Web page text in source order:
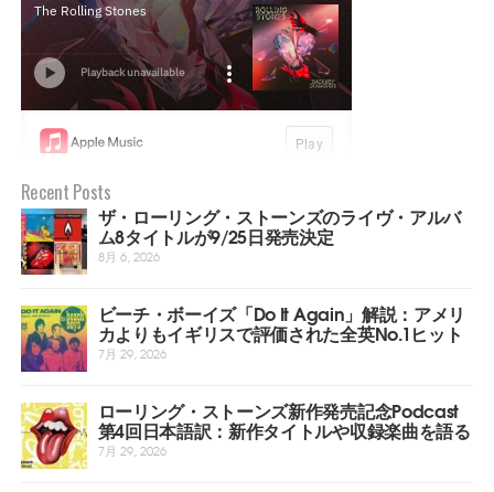
Recent Posts
ザ・ローリング・ストーンズのライヴ・アルバ
ム8タイトルが9/25日発売決定
8月 6, 2026
ビーチ・ボーイズ「Do It Again」解説：アメリ
カよりもイギリスで評価された全英No.1ヒット
7月 29, 2026
ローリング・ストーンズ新作発売記念Podcast
第4回日本語訳：新作タイトルや収録楽曲を語る
7月 29, 2026